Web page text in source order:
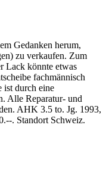
Gedanken herum,
zu verkaufen. Zum
Lack könnte etwas
fachmännisch
ist durch eine
Alle Reparatur- und
AHK 3.5 to. Jg. 1993,
. Standort Schweiz.